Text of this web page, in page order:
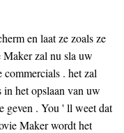
en laat ze zoals ze
zal nu sla uw
. het zal
in het opslaan van uw
geven . You ' ll weet dat
Maker wordt het